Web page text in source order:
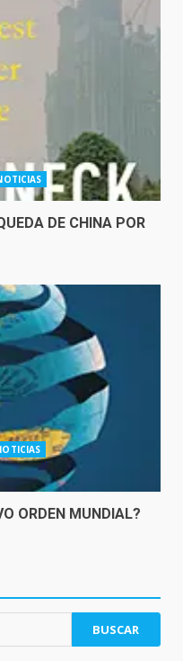
DE CHINA POR
ORDEN MUNDIAL?